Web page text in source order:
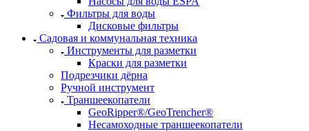
Фильтры для воды
Дисковые фильтры
Садовая и коммунальная техника
Инструменты для разметки
Краски для разметки
Подрезчики дёрна
Ручной инструмент
Траншеекопатели
GeoRipper®/GeoTrencher®
Несамоходные траншеекопатели